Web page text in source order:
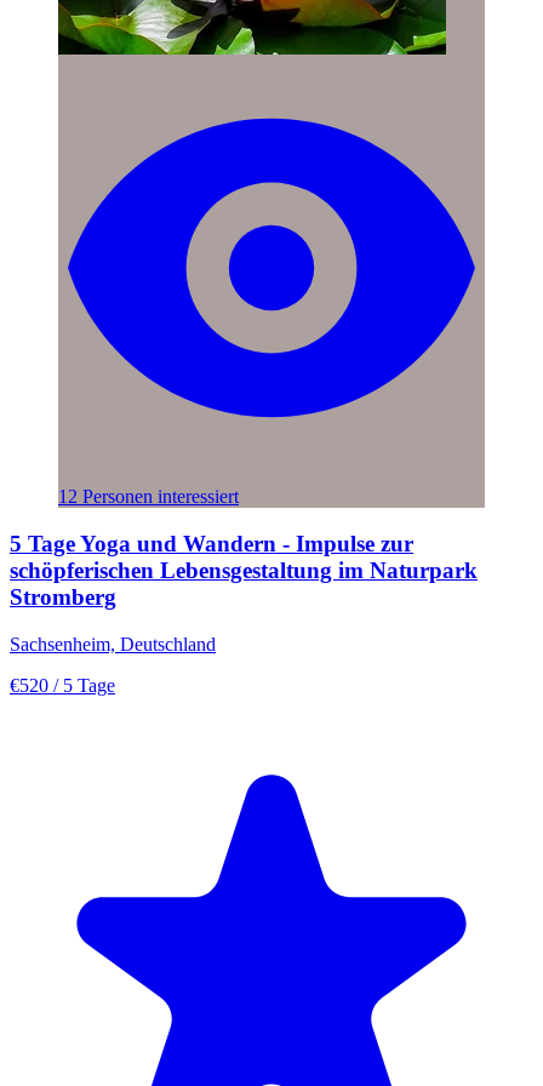
12 Personen interessiert
5 Tage Yoga und Wandern - Impulse zur
schöpferischen Lebensgestaltung im Naturpark
Stromberg
Sachsenheim, Deutschland
€520 / 5 Tage